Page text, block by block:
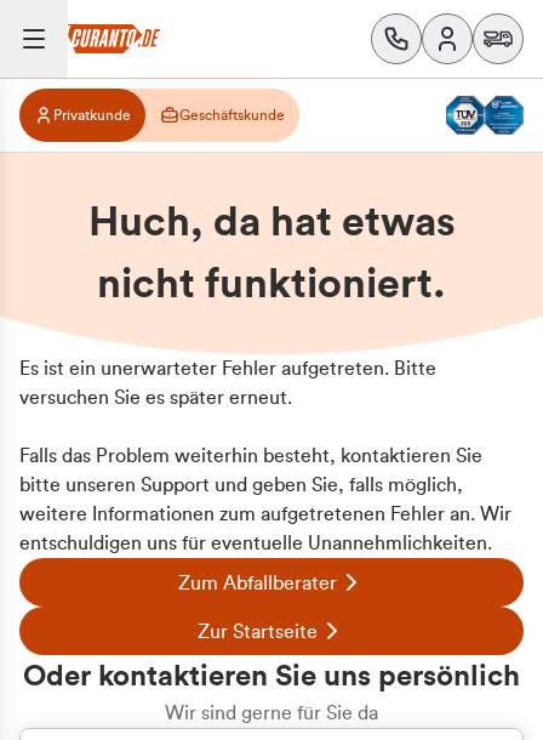
Privatkunde Geschäftskunde
Huch, da hat etwas
nicht funktioniert.
Es ist ein unerwarteter Fehler aufgetreten. Bitte
versuchen Sie es später erneut.
Falls das Problem weiterhin besteht, kontaktieren Sie
bitte unseren Support und geben Sie, falls möglich,
weitere Informationen zum aufgetretenen Fehler an. Wir
entschuldigen uns für eventuelle Unannehmlichkeiten.
Zum Abfallberater
Zur Startseite
Oder kontaktieren Sie uns persönlich
Wir sind gerne für Sie da